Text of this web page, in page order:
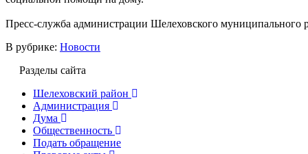
Пресс-служба администрации Шелеховского муниципального
В рубрике: Новости
Разделы сайта
Шелеховский район
Администрация
Дума
Общественность
Подать обращение